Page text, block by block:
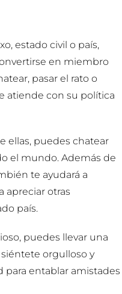
estado civil o país,
en miembro
pasar el rato o
atiende con su política
ellas, puedes chatear
el mundo. Además de
te ayudará a
apreciar otras
país.
puedes llevar una
siéntete orgulloso y
para entablar amistades